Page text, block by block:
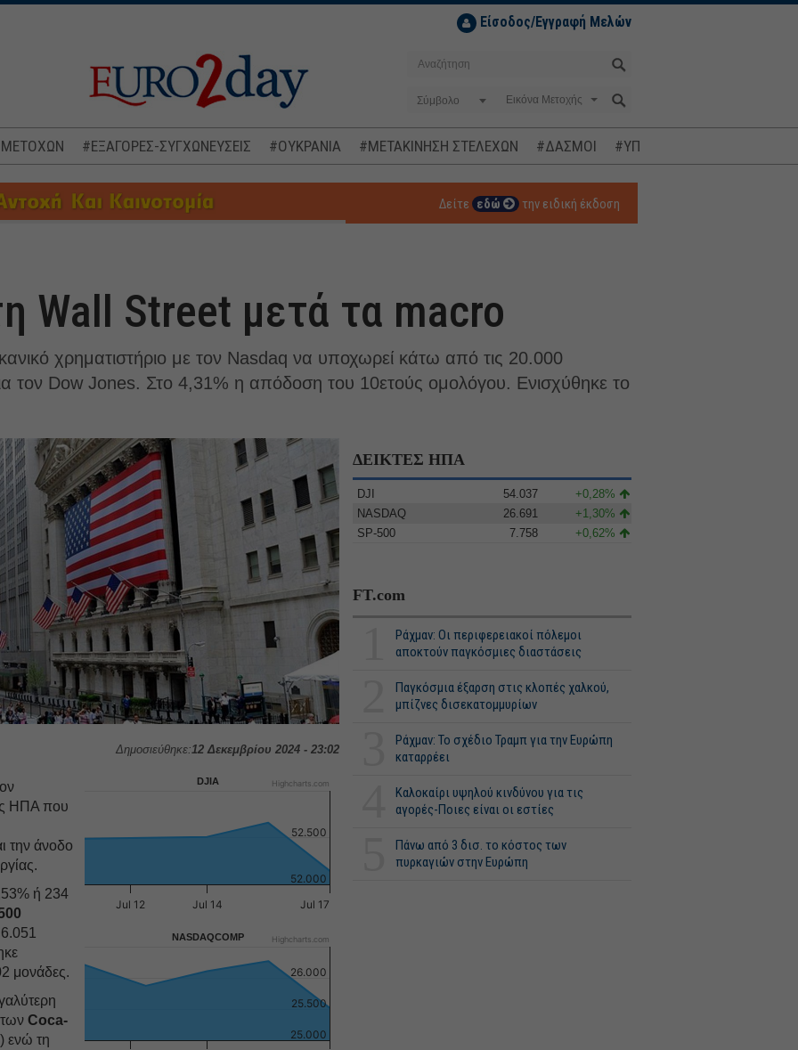
Είσοδος/Εγγραφή Μελών
Σύμβολο
ΜΕΤΟΧΩΝ #ΕΞΑΓΟΡΕΣ-ΣΥΓΧΩΝΕΥΣΕΙΣ #ΟΥΚΡΑΝΙΑ #ΜΕΤΑΚΙΝΗΣΗ ΣΤΕΛΕΧΩΝ #ΔΑΣΜΟΙ #ΥΠΟΚΛΟΠΕΣ
Δείτε εδώ την ειδική έκδοση
Wall Street μετά τα macro
χρηματιστήριο με τον Nasdaq να υποχωρεί κάτω από τις 20.000
τον Dow Jones. Στο 4,31% η απόδοση του 10ετούς ομολόγου. Ενισχύθηκε το
Δημοσιεύθηκε:12 Δεκεμβρίου 2024 - 23:02
DJIA
Jul 12 Jul 14 Jul 17
52.000
52.500
Highcharts.com
NASDAQCOMP
25.000
25.500
26.000
Highcharts.com
ΗΠΑ που
την άνοδο
ή 234
μονάδες.
Coca-
ενώ τη
ΔΕΙΚΤΕΣ ΗΠΑ
DJI 54.037
+0,28%
NASDAQ
26.691
+1,30%
SP-500
7.758 +0,62%
FT.com
Ράχμαν: Οι περιφερειακοί πόλεμοι
αποκτούν παγκόσμιες διαστάσεις
Παγκόσμια έξαρση στις κλοπές χαλκού,
μπίζνες δισεκατομμυρίων
Ράχμαν: Το σχέδιο Τραμπ για την Ευρώπη
καταρρέει
Καλοκαίρι υψηλού κινδύνου για τις
αγορές-Ποιες είναι οι εστίες
Πάνω από 3 δισ. το κόστος των
πυρκαγιών στην Ευρώπη